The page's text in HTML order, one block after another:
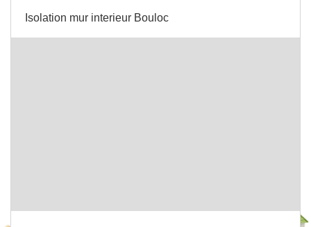
Isolation mur interieur Bouloc